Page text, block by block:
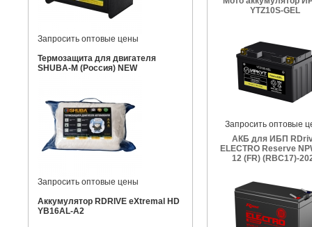
Запросить оптовые цены
Термозащита для двигателя
SHUBA-M (Россия) NEW
Запросить оптовые цены
Аккумулятор RDRIVE eXtremal HD
YB16AL-A2
YTZ10S-GEL
Запросить оптовые
АКБ для ИБП
ELECTRO Reserve
12 (FR) (RBC17)-